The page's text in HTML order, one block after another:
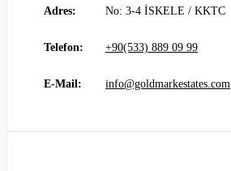
Adres:
No: 3-4 İSKELE / KKTC
Telefon: +90(533) 889 09 99
E-Mail: info@goldmarkestates.com